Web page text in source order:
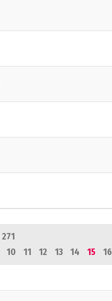
271
10 11 12 13 14 15 16